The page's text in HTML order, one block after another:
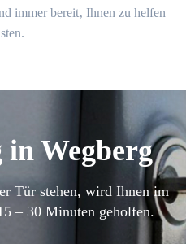
immer bereit‚ Ihnen zu helfen
Wegberg
Tür stehen, wird Ihnen im
– 30 Minuten geholfen.